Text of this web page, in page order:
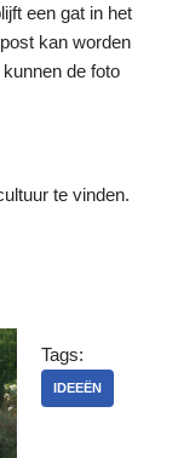
een gat in het
kan worden
de foto
te vinden.
Tags:
IDEEËN